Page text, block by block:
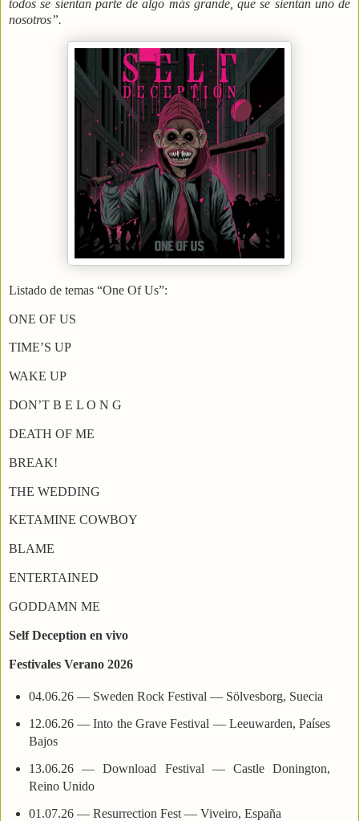
todos se sientan parte de algo más grande, que se sientan uno de
nosotros”.
Listado de temas “One Of Us”:
ONE OF US
TIME’S UP
WAKE UP
DON’T B E L O N G
DEATH OF ME
BREAK!
THE WEDDING
KETAMINE COWBOY
BLAME
ENTERTAINED
GODDAMN ME
Self Deception en vivo
Festivales Verano 2026
04.06.26 — Sweden Rock Festival — Sölvesborg, Suecia
12.06.26 — Into the Grave Festival — Leeuwarden, Países
Bajos
13.06.26 — Download Festival — Castle Donington,
Reino Unido
01.07.26 — Resurrection Fest — Viveiro, España